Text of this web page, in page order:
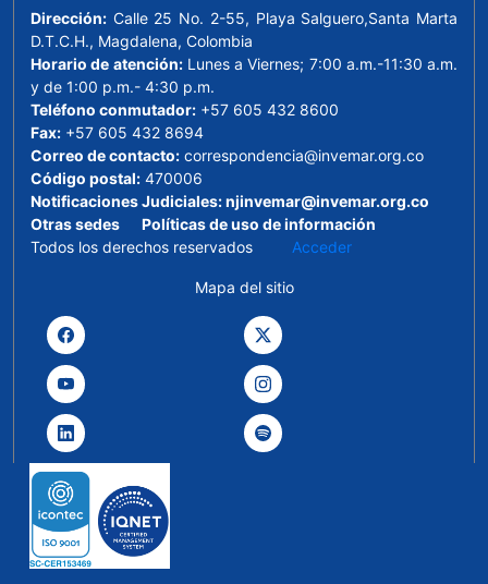
Dirección: Calle 25 No. 2-55, Playa Salguero,Santa Marta
D.T.C.H., Magdalena, Colombia
Horario de atención:Lunes a Viernes; 7:00 a.m.-11:30 a.m.
y de 1:00 p.m.- 4:30 p.m.
Teléfono conmutador: +57 605 432 8600
Fax: +57 605 432 8694
Correo de contacto: correspondencia@invemar.org.co
Código postal: 470006
Notificaciones Judiciales:njinvemar@invemar.org.co
Otras sedes
Políticas de uso de información
Todos los derechos reservados Acceder
Mapa del sitio